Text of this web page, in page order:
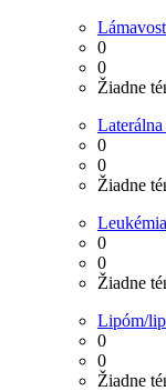
0
0
Žiadne
0
0
Žiadne
Leukémia
0
0
Žiadne
Lipóm/
0
0
Žiadne